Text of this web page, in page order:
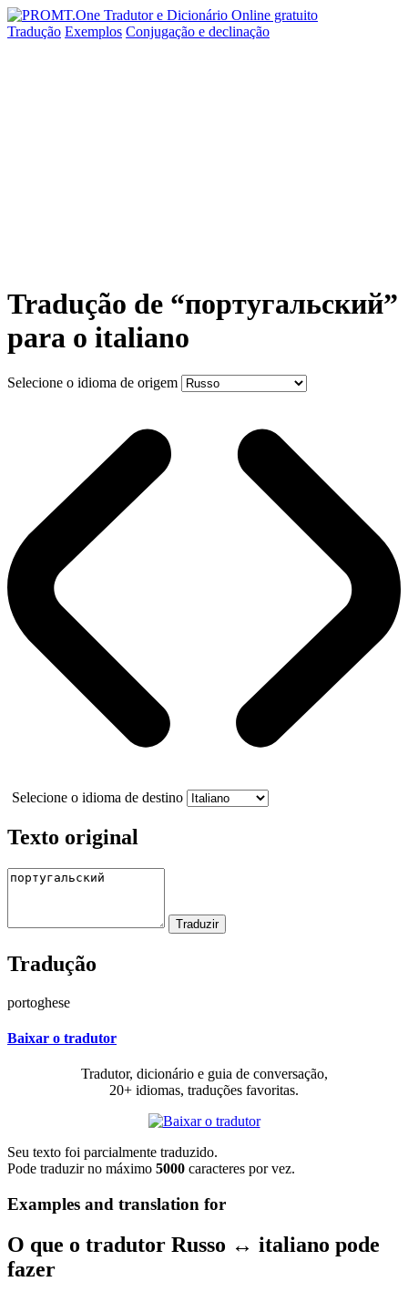
Tradução Exemplos Conjugação e declinação
Tradução de “португальский”
para o italiano
Selecione o idioma de origem
Selecione o idioma de destino
Texto original
Tradução
portoghese
Baixar o tradutor
Tradutor, dicionário e guia de conversação,
20+ idiomas, traduções favoritas.
Seu texto foi parcialmente traduzido.
Pode traduzir no máximo 5000 caracteres por vez.
Examples and translation for
O que o tradutor Russo ↔ italiano pode
fazer